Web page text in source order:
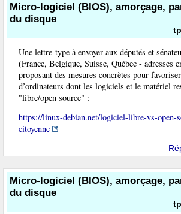
Micro-logiciel (BIOS), amorçage,
du disque
Une lettre-type à envoyer aux députés et
(France, Belgique, Suisse, Québec - adresses
proposant des mesures concrètes pour
d’ordinateurs dont les logiciels et le matériel
"libre/open source" :
https://linux-debian.net/logiciel-libre-vs-open-
citoyenne
Micro-logiciel (BIOS), amorçage,
du disque